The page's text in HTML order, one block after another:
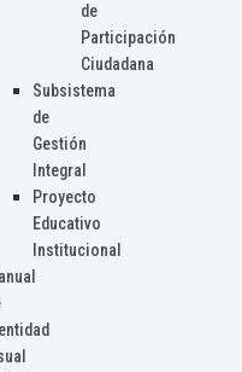
de
Participación
Ciudadana
Subsistema
de
Gestión
Integral
Proyecto
Educativo
Institucional